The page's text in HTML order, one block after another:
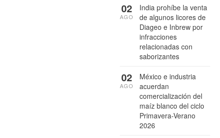
India prohíbe la venta
de algunos licores de
Diageo e Inbrew por
infracciones
relacionadas con
saborizantes
02
AGO
México e industria
acuerdan
comercialización del
maíz blanco del ciclo
Primavera-Verano
2026
02
AGO